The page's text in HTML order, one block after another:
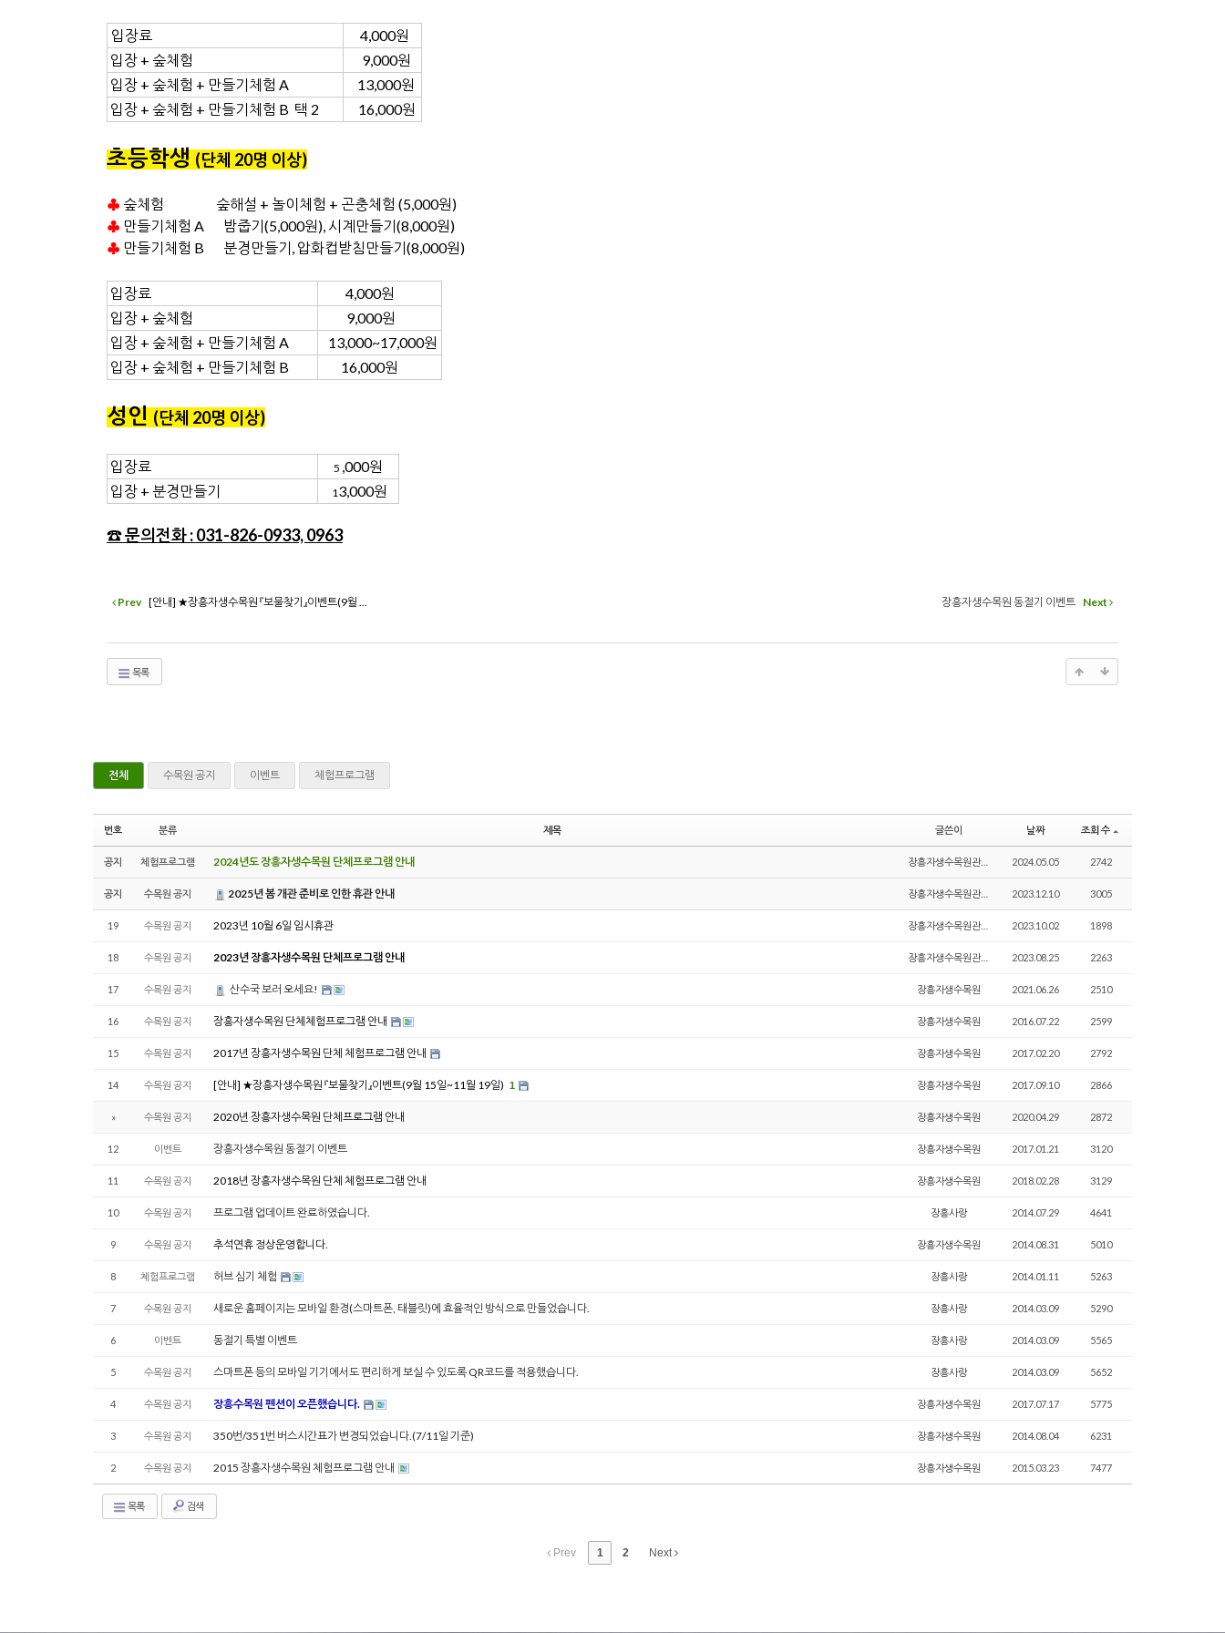
입장료
4,000원
입장 + 숲체험
9,000원
입장 + 숲체험 + 만들기체험 A
13,000원
입장 + 숲체험 + 만들기체험 B 택 2
16,000원
초등학생(단체 20명 이상)
♣ 숲체험 숲해설 + 놀이체험 + 곤충체험 (5,000원)
♣ 만들기체험 A 밤줍기(5,000원), 시계만들기(8,000원)
♣ 만들기체험 B 분경만들기, 압화컵받침만들기(8,000원)
입장료
4,000원
입장 + 숲체험
9,000원
입장 + 숲체험 + 만들기체험 A
13,000~17,000원
입장 + 숲체험 + 만들기체험 B
16,000원
성인(단체 20명 이상)
입장료 5 ,000원
입장 + 분경만들기
1 3,000원
☎ 문의전화 : 031-826-0933, 0963
Prev [안내] ★장흥자생수목원 『보물찾기』이벤트(9월 ... 장흥자생수목원 동절기 이벤트 Next
목록
전체 수목원 공지 이벤트 체험프로그램
번호 분류 제목 글쓴이 날짜 조회 수
공지 체험프로그램 2024년도 장흥자생수목원 단체프로그램 안내 장흥자생수목원관리자 2024.05.05 2742
공지 수목원 공지 2025년 봄 개관 준비로 인한 휴관 안내 장흥자생수목원관리자 2023.12.10 3005
19 수목원 공지 2023년 10월 6일 임시휴관 장흥자생수목원관리자 2023.10.02 1898
18 수목원 공지 2023년 장흥자생수목원 단체프로그램 안내 장흥자생수목원관리자 2023.08.25 2263
17 수목원 공지 산수국 보러 오세요! 장흥자생수목원 2021.06.26 2510
16 수목원 공지 장흥자생수목원 단체체험프로그램 안내 장흥자생수목원 2016.07.22 2599
15 수목원 공지 2017년 장흥자생수목원 단체 체험프로그램 안내 장흥자생수목원 2017.02.20 2792
14 수목원 공지 [안내] ★장흥자생수목원 『보물찾기』이벤트(9월 15일~11월 19일) 1 장흥자생수목원 2017.09.10 2866
» 수목원 공지 2020년 장흥자생수목원 단체프로그램 안내 장흥자생수목원 2020.04.29 2872
12 이벤트 장흥자생수목원 동절기 이벤트 장흥자생수목원 2017.01.21 3120
11 수목원 공지 2018년 장흥자생수목원 단체 체험프로그램 안내 장흥자생수목원 2018.02.28 3129
10 수목원 공지 프로그램 업데이트 완료하였습니다. 장흥사랑 2014.07.29 4641
9 수목원 공지 추석연휴 정상운영합니다. 장흥자생수목원 2014.08.31 5010
8 체험프로그램 허브 심기 체험 장흥사랑 2014.01.11 5263
7 수목원 공지 새로운 홈페이지는 모바일 환경(스마트폰, 태블릿)에 효율적인 방식으로 만들었습니다. 장흥사랑 2014.03.09 5290
6 이벤트 동절기 특별 이벤트 장흥사랑 2014.03.09 5565
5 수목원 공지 스마트폰 등의 모바일 기기에서도 편리하게 보실 수 있도록 QR코드를 적용했습니다. 장흥사랑 2014.03.09 5652
4 수목원 공지 장흥수목원 펜션이 오픈했습니다. 장흥자생수목원 2017.07.17 5775
3 수목원 공지 350번/351번 버스시간표가 변경되었습니다.(7/11일 기준) 장흥자생수목원 2014.08.04 6231
2 수목원 공지 2015 장흥자생수목원 체험프로그램 안내 장흥자생수목원 2015.03.23 7477
목록 검색
Prev 1 2 Next